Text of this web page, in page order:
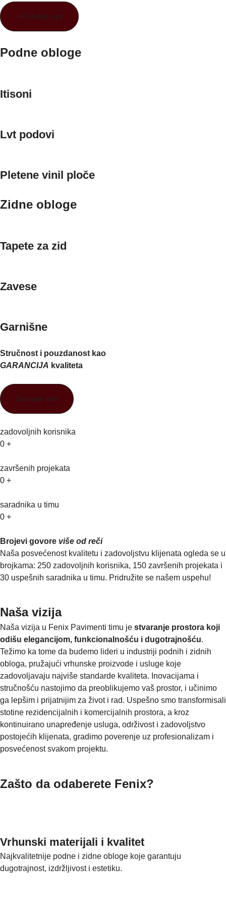
Pošaljite upit
Podne obloge
Itisoni
Lvt podovi
Pletene vinil ploče
Zidne obloge
Tapete za zid
Zavese
Garnišne
Stručnost i pouzdanost kao
GARANCIJA kvaliteta
Saznajte više
zadovoljnih korisnika
0 +
završenih projekata
0 +
saradnika u timu
0 +
Brojevi govore više od reči
Naša posvećenost kvalitetu i zadovoljstvu klijenata ogleda se u
brojkama: 250 zadovoljnih korisnika, 150 završenih projekata i
30 uspešnih saradnika u timu. Pridružite se našem uspehu!
Naša vizija
Naša vizija u Fenix Pavimenti timu je stvaranje prostora koji
odišu elegancijom, funkcionalnošću i dugotrajnošću.
Težimo ka tome da budemo lideri u industriji podnih i zidnih
obloga, pružajući vrhunske proizvode i usluge koje
zadovoljavaju najviše standarde kvaliteta. Inovacijama i
stručnošću nastojimo da preoblikujemo vaš prostor, i učinimo
ga lepšim i prijatnijim za život i rad. Uspešno smo transformisali
stotine rezidencijalnih i komercijalnih prostora, a kroz
kontinuirano unapređenje usluga, održivost i zadovoljstvo
postojećih klijenata, gradimo poverenje uz profesionalizam i
posvećenost svakom projektu.
Zašto da odaberete Fenix?
Vrhunski materijali i kvalitet
Najkvalitetnije podne i zidne obloge koje garantuju
dugotrajnost, izdržljivost i estetiku.